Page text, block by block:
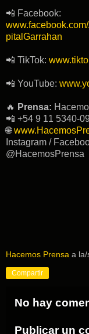
📲 Facebook:
pitalGarrahan
📲 TikTok:
📲 YouTube:
🔥 Prensa:
📲 +54 9 11 5340-
🌐
Instagram /
@HacemosPrensa
Hacemos Prensa a la/
Compartir
No hay
Publicar un